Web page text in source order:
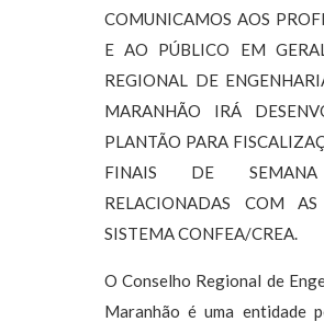
COMUNICAMOS AOS
E AO PÚBLICO EM
REGIONAL DE
MARANHÃO IRÁ
PLANTÃO PARA
FINAIS DE
RELACIONADAS COM
SISTEMA CONFEA/CREA.
O Conselho Regional de
Maranhão é uma entidade